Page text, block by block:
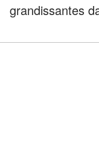
grandissantes